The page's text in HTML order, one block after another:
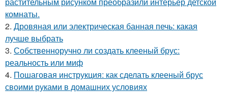
комнаты.
2. Дровяная или электрическая банная печь: какая
лучше выбрать
3. Собственноручно ли создать клееный брус:
реальность или миф
4. Пошаговая инструкция: как сделать клееный брус
своими руками в домашних условиях